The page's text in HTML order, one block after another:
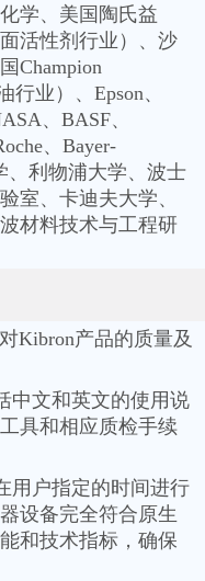
学、美国陶氏益
活性剂行业）、沙
Champion
行业）、Epson、
、BASF、
、Bayer-
、利物浦大学、波士
室、卡迪夫大学、
材料技术与工程研
Kibron产品的质量及
中文和英文的使用说
具和相应质检手续
用户指定的时间进行
设备完全符合原生
和技术指标，确保